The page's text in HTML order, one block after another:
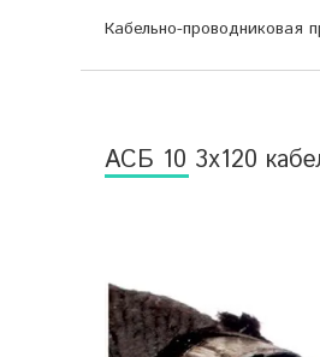
Кабельно-проводниковая
АСБ 10 3х120